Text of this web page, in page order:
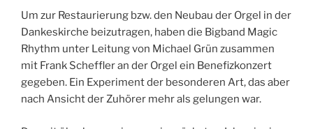
Um zur Restaurierung bzw. den Neubau der Orgel in der
Dankeskirche beizutragen, haben die Bigband Magic
Rhythm unter Leitung von Michael Grün zusammen
mit Frank Scheffler an der Orgel ein Benefizkonzert
gegeben. Ein Experiment der besonderen Art, das aber
nach Ansicht der Zuhörer mehr als gelungen war.